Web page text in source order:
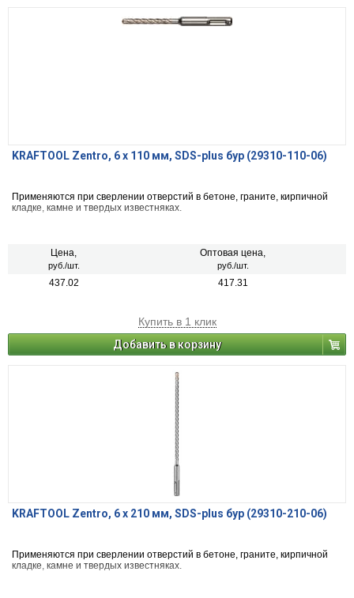
KRAFTOOL Zentro, 6 x 110 мм, SDS-plus бур (29310-110-06)
Применяются при сверлении отверстий в бетоне, граните, кирпичной
кладке, камне и твердых известняках.
Цена,
руб./шт.
Оптовая цена,
руб./шт.
437.02 417.31
Купить в 1 клик
Добавить в корзину
KRAFTOOL Zentro, 6 x 210 мм, SDS-plus бур (29310-210-06)
Применяются при сверлении отверстий в бетоне, граните, кирпичной
кладке, камне и твердых известняках.